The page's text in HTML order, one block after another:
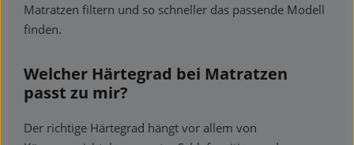
Matratzen filtern und so schneller das passende Modell
finden.
Welcher Härtegrad bei Matratzen
passt zu mir?
Der richtige Härtegrad hängt vor allem von